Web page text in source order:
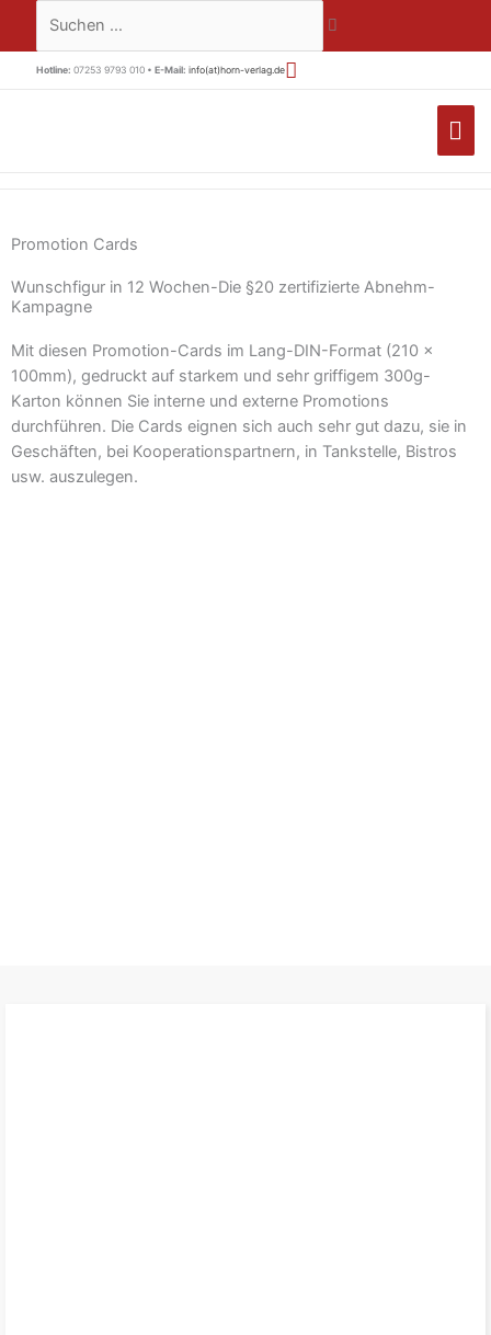
springen
Suchen …
Hotline: 07253 9793 010 • E-Mail: info(at)horn-verlag.de
Promotion Cards
Wunschfigur in 12 Wochen-Die §20 zertifizierte Abnehm-
Kampagne
Mit diesen Promotion-Cards im Lang-DIN-Format (210 x
100mm), gedruckt auf starkem und sehr griffigem 300g-
Karton können Sie interne und externe Promotions
durchführen. Die Cards eignen sich auch sehr gut dazu, sie in
Geschäften, bei Kooperationspartnern, in Tankstelle, Bistros
usw. auszulegen.